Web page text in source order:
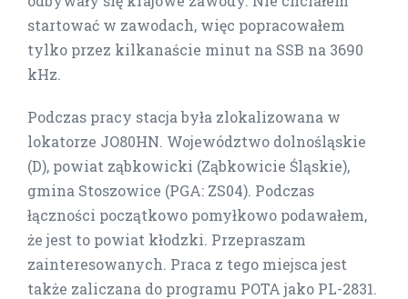
startować w zawodach, więc popracowałem
tylko przez kilkanaście minut na SSB na 3690
kHz.
Podczas pracy stacja była zlokalizowana w
lokatorze JO80HN. Województwo dolnośląskie
(D), powiat ząbkowicki (Ząbkowicie Śląskie),
gmina Stoszowice (PGA: ZS04). Podczas
łączności początkowo pomyłkowo podawałem,
że jest to powiat kłodzki. Przepraszam
zainteresowanych. Praca z tego miejsca jest
także zaliczana do programu POTA jako PL-2831.